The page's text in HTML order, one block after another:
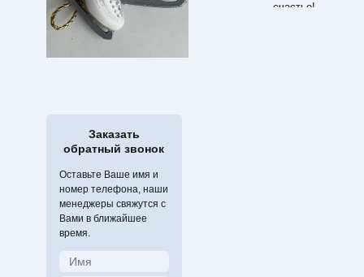
Заказать
обратный звонок
Оставьте Ваше имя и
номер телефона, наши
менеджеры свяжутся с
Вами в ближайшее
время.
счастье!